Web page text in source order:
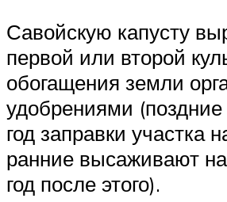
Савойскую капусту
первой или второй
обогащения земли
удобрениями
год заправки участка
ранние высаживают
год после этого).